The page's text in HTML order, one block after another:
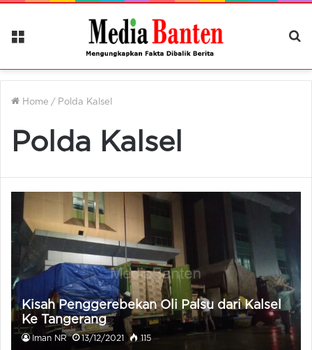
Menu
Home / Polda Kalsel
Polda Kalsel
Kisah Penggerebekan Oli Palsu dari Kalsel
Ke Tangerang
Iman NR 13/12/2021 115